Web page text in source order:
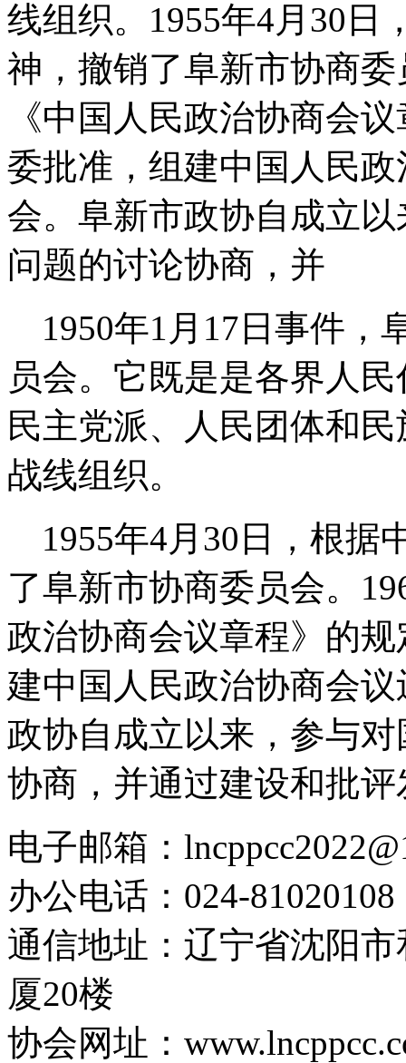
线组织。1955年4月30日
神，撤销了阜新市协商
《中国人民政治协商会
委批准，组建中国人民
会。阜新市政协自成立
问题的讨论协商，并
1950年1 月 17 日事件，
员会。它既是是各界人
民主党派、人民团体和
战线组织。
1955年4月 30 日，根据
了阜新市协商委员会。
政治协商会议章程》的
建中国人民政治协商会
政协自成立以来，参与
协商，并通过建设和批
电子邮箱：
办公电话：024-81020108
通信地址：辽宁省沈阳
厦20楼
协会网址：